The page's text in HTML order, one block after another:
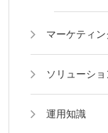
マーケティン
ソリューショ
運用知識